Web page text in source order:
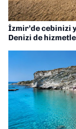
İzmir’de cebinizi
Denizi de